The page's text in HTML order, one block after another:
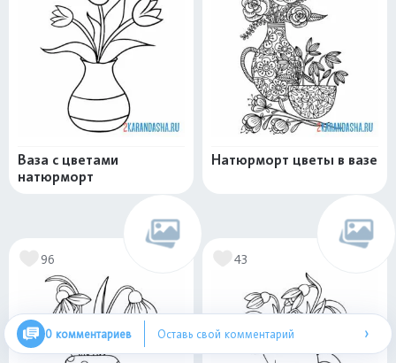
Ваза с цветами
натюрморт
Натюрморт цветы в вазе
96 43
0 комментариев Оставь свой комментарий ›